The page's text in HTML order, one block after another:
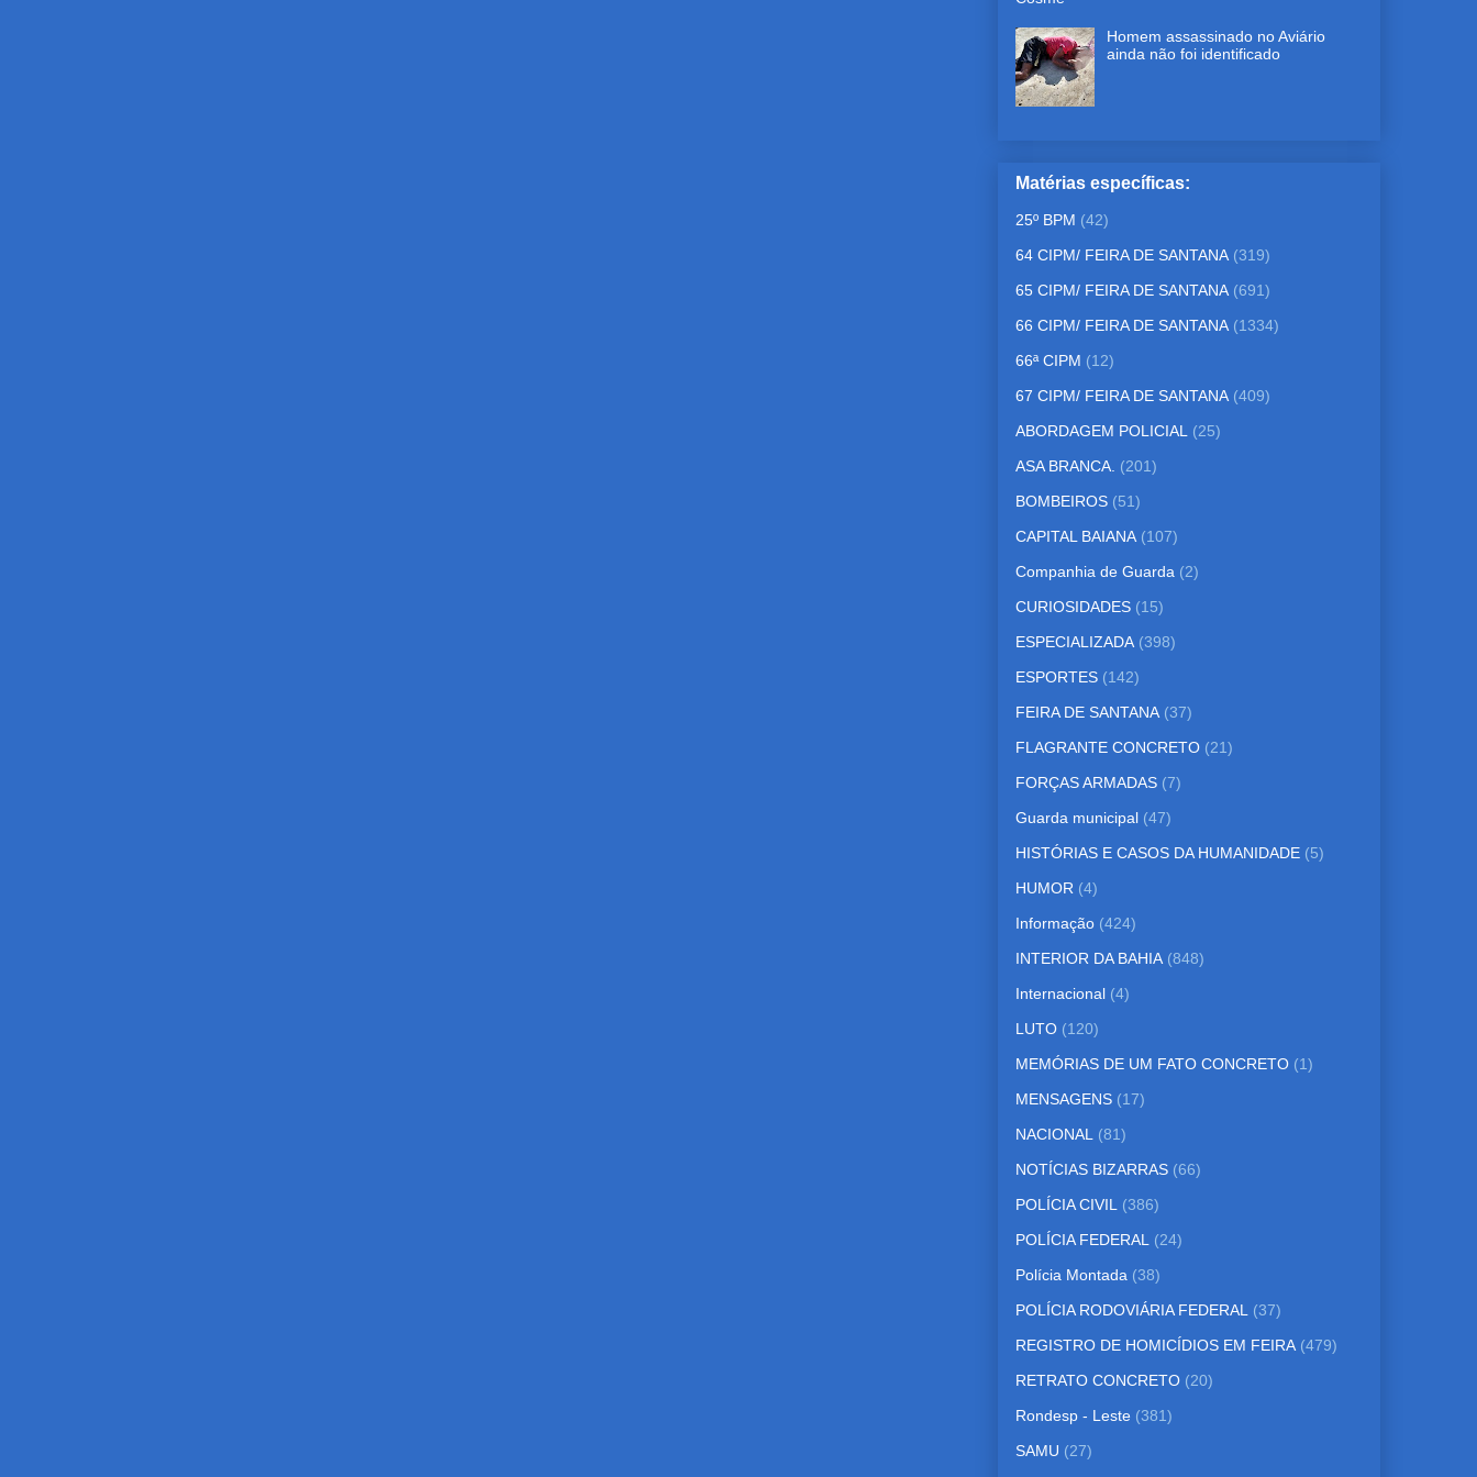
Homem assassinado no Aviário
ainda não foi identificado
Matérias específicas:
25º BPM (42)
64 CIPM/ FEIRA DE SANTANA (319)
65 CIPM/ FEIRA DE SANTANA (691)
66 CIPM/ FEIRA DE SANTANA (1334)
66ª CIPM (12)
67 CIPM/ FEIRA DE SANTANA (409)
ABORDAGEM POLICIAL (25)
ASA BRANCA. (201)
BOMBEIROS (51)
CAPITAL BAIANA (107)
Companhia de Guarda (2)
CURIOSIDADES (15)
ESPECIALIZADA (398)
ESPORTES (142)
FEIRA DE SANTANA (37)
FLAGRANTE CONCRETO (21)
FORÇAS ARMADAS (7)
Guarda municipal (47)
HISTÓRIAS E CASOS DA HUMANIDADE (5)
HUMOR (4)
Informação (424)
INTERIOR DA BAHIA (848)
Internacional (4)
LUTO (120)
MEMÓRIAS DE UM FATO CONCRETO (1)
MENSAGENS (17)
NACIONAL (81)
NOTÍCIAS BIZARRAS (66)
POLÍCIA CIVIL (386)
POLÍCIA FEDERAL (24)
Polícia Montada (38)
POLÍCIA RODOVIÁRIA FEDERAL (37)
REGISTRO DE HOMICÍDIOS EM FEIRA (479)
RETRATO CONCRETO (20)
Rondesp - Leste (381)
SAMU (27)